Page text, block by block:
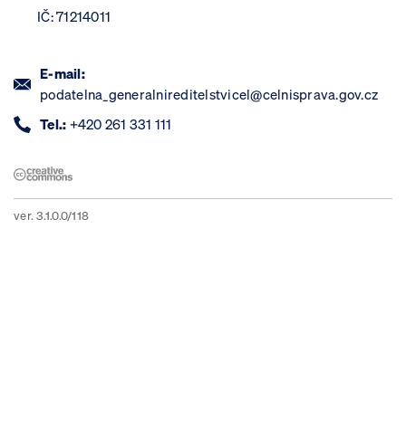
IČ: 71214011
E-mail:
podatelna_generalnireditelstvicel@celnisprava.gov.cz
Tel.: +420 261 331 111
ver. 3.1.0.0/118